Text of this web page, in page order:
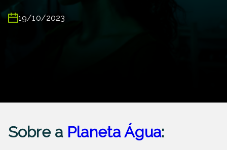
19/10/2023
Sobre a Planeta Água: